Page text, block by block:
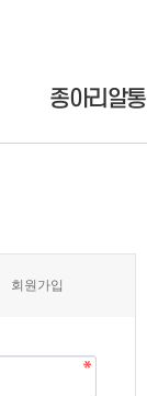
종아리알통
회원가입